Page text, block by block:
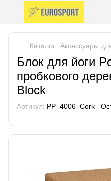
Каталог Аксессуары
Блок для йоги
пробкового
Block
Артикул: PP_4006_Cork